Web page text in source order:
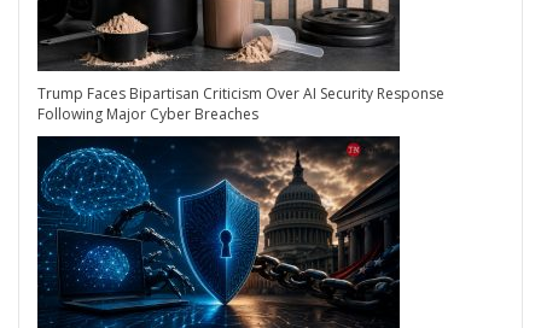
Trump Faces Bipartisan Criticism Over AI Security Response
Following Major Cyber Breaches